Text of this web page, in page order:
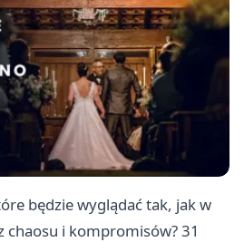
będzie wyglądać tak, jak w
i kompromisów? 31